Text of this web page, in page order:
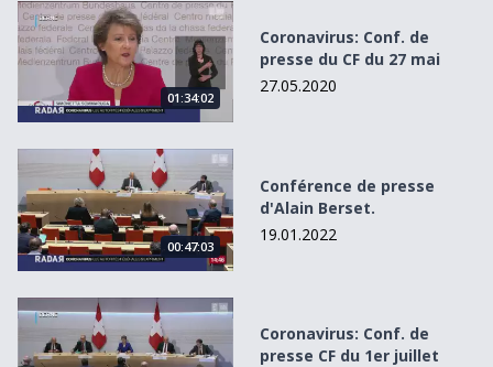
Coronavirus: Conf. de presse du CF du 27 mai
01:34:02
Coronavirus: Conf. de
presse du CF du 27 mai
27.05.2020
Conférence de presse d&#039;Alain Berset.
00:47:03
Conférence de presse
d'Alain Berset.
19.01.2022
Coronavirus: Conf. de presse CF du 1er juillet
Coronavirus: Conf. de
presse CF du 1er juillet